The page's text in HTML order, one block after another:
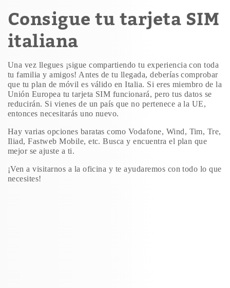
Consigue tu tarjeta SIM
italiana
Una vez llegues ¡sigue compartiendo tu experiencia con toda
tu familia y amigos! Antes de tu llegada, deberías comprobar
que tu plan de móvil es válido en Italia. Si eres miembro de la
Unión Europea tu tarjeta SIM funcionará, pero tus datos se
reducirán. Si vienes de un país que no pertenece a la UE,
entonces necesitarás uno nuevo.
Hay varias opciones baratas como Vodafone, Wind, Tim, Tre,
Iliad, Fastweb Mobile, etc. Busca y encuentra el plan que
mejor se ajuste a ti.
¡Ven a visitarnos a la oficina y te ayudaremos con todo lo que
necesites!